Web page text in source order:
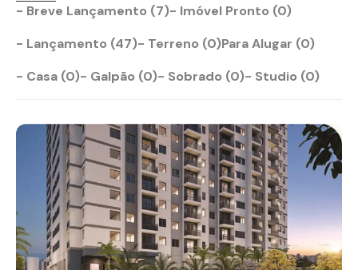
- Breve Lançamento (7)- Imóvel Pronto (0)
- Lançamento (47)- Terreno (0)Para Alugar (0)
- Casa (0)- Galpão (0)- Sobrado (0)- Studio (0)